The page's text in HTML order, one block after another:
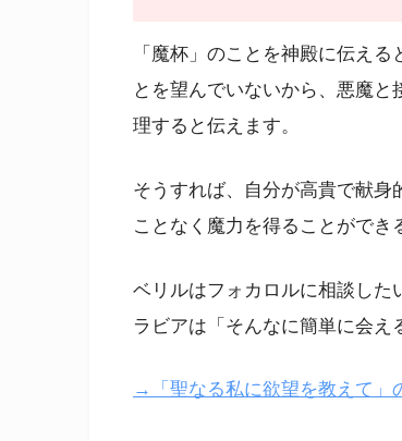
「魔杯」のことを神殿に伝え
とを望んでいないから、悪魔
理すると伝えます。
そうすれば、自分が高貴で献身
ことなく魔力を得ることができ
ベリルはフォカロルに相談した
ラビアは「そんなに簡単に会え
→「聖なる私に欲望を教えて」